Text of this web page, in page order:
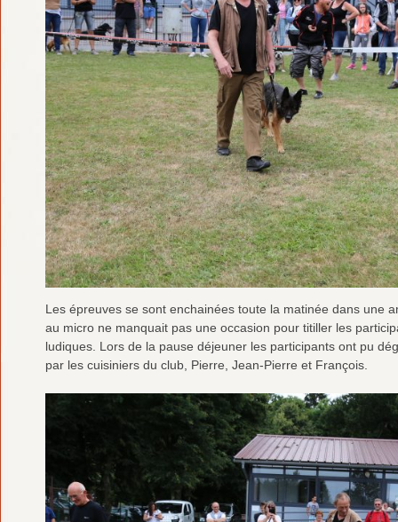
Les épreuves se sont enchainées toute la matinée dans une
au micro ne manquait pas une occasion pour titiller les
ludiques. Lors de la pause déjeuner les participants ont pu
par les cuisiniers du club, Pierre, Jean-Pierre et François.